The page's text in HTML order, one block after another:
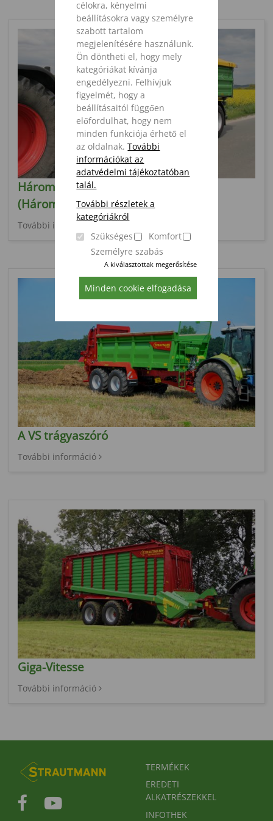
célokra, kényelmi
beállításokra vagy személyre
szabott tartalom
megjelenítésére használunk.
Ön döntheti el, hogy mely
kategóriákat kívánja
engedélyezni. Felhívjuk
figyelmét, hogy a
beállításaitól függően
előfordulhat, hogy nem
minden funkciója érhető el
az oldalnak.További
információkat az
adatvédelmi tájékoztatóban
talál.
További részletek a
kategóriákról
Szükséges
Komfort
Személyre szabás
A kiválasztottak megerősítése
Minden cookie elfogadása
Három oldalra billentő pótkocsi SZK
(Három oldalra billentő pótkocsi)
További információ
A VS trágyaszóró
További információ
Giga-Vitesse
További információ
FUSSBEREICHSMENÜ
TERMÉKEK
EREDETI
ALKATRÉSZEKKEL
INFOTHEK